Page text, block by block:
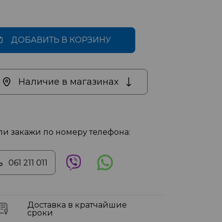
ДОБАВИТЬ В КОРЗИНУ
Наличие в магазинах
закажи по номеру телефона:
061 211 011
Доставка в кратчайшие
сроки